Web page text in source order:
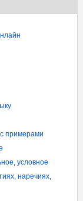
примерами
условное
наречиях,